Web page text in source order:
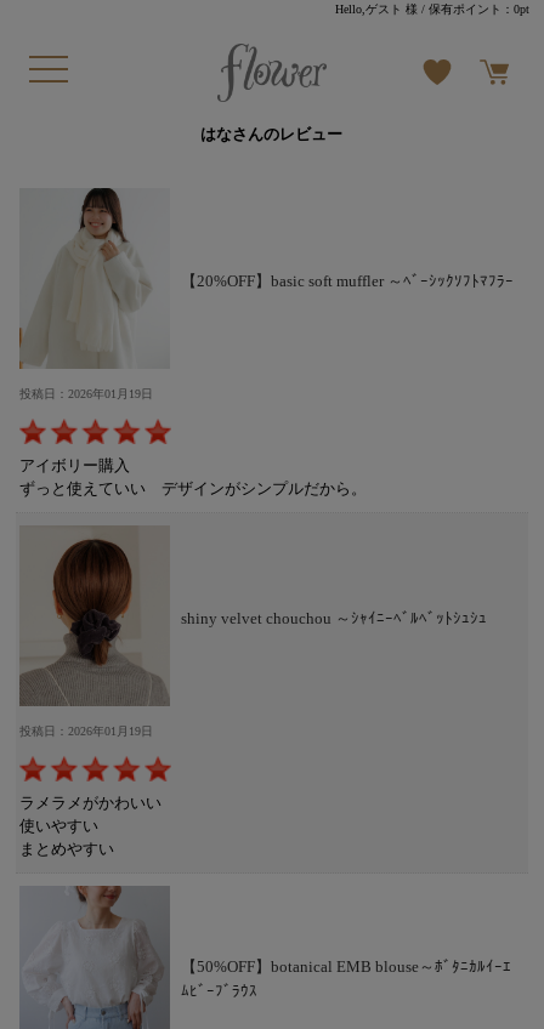
Hello,ゲスト 様 / 保有ポイント：0pt
はなさんのレビュー
【20%OFF】basic soft muffler ～ﾍﾞｰｼｯｸｿﾌﾄﾏﾌﾗｰ
投稿日：2026年01月19日
アイボリー購入
ずっと使えていい デザインがシンプルだから。
shiny velvet chouchou ～ｼｬｲﾆｰﾍﾞﾙﾍﾞｯﾄｼｭｼｭ
投稿日：2026年01月19日
ラメラメがかわいい
使いやすい
まとめやすい
【50%OFF】botanical EMB blouse～ﾎﾞﾀﾆｶﾙｲｰｴ
ﾑﾋﾞｰﾌﾞﾗｳｽ